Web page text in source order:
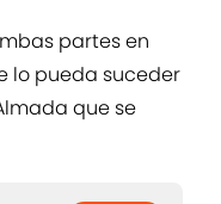
partes en
lo pueda suceder
que se